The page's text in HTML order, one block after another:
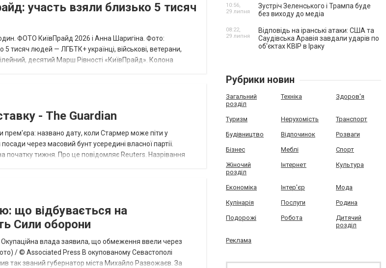
участь взяли близько 5 тисяч
ФОТО КиївПрайд 2026 і Анна Шаригіна. Фото:
тисяч людей — ЛГБТК+ українці, військові, ветерани,
десятий Марш Рівності «КиївПрайд». Колона
- The Guardian
прем'єра: названо дату, коли Стармер може піти у
через масовий бунт усередині власної партії.
початку тижня. Про це повідомляє Reuters. Назрівання
що відбувається на
Сили оборони
Окупаційна влада заявила, що обмеження ввели через
/ © Associated Press В окупованому Севастополі
так званий губернатор міста Михайло Развожаєв. За
Зустріч Зеленського і Трампа буде
без виходу до медіа
10:56,
29 липня
Відповідь на іранські атаки: США та
Саудівська Аравія завдали ударів по
об'єктах КВІР в Іраку
08:22,
29 липня
Рубрики новин
Загальний
розділ
Техніка Здоров'я
Туризм Нерухомість Транспорт
Будівництво Відпочинок Розваги
Бізнес Меблі Спорт
Жіночий
розділ
Інтернет Культура
Економіка Інтер'єр Мода
Кулінарія Послуги Родина
Подорожі Робота
Дитячий
розділ
Реклама